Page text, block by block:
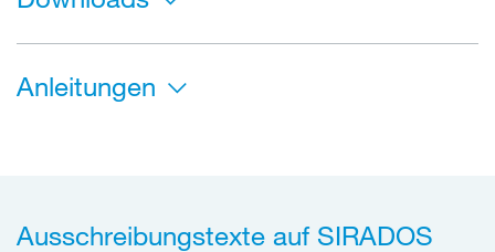
Anleitungen
Ausschreibungstexte auf SIRADOS